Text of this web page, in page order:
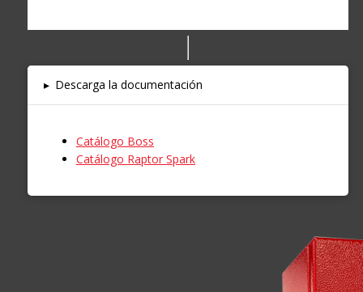
▸ Descarga la documentación
Catálogo Boss
Catálogo Raptor Spark